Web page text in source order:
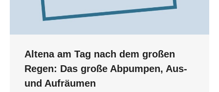
Altena am Tag nach dem großen
Regen: Das große Abpumpen, Aus-
und Aufräumen